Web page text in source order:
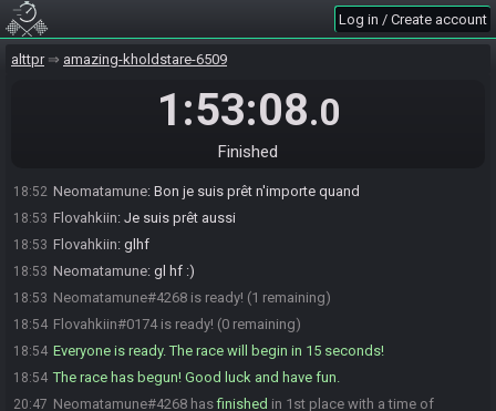
Log in / Create account
alttpr amazing-kholdstare-6509
1:53:08.0
Finished
18:50
Generating game, please wait. If nothing happens
after a minute, contact Synack.
18:50 SahasrahBotupdated the race information.
https://alttpr.com/h/JG8kolnpyB
Seed rolling complete. See race info for details.
Merci de bien vouloir vérifier le hash de la seed :
18:52 Neomatamune: Bon je suis prêt n'importe quand
18:53 Flovahkiin: Je suis prêt aussi
18:53 Flovahkiin: glhf
18:53 Neomatamune: gl hf :)
18:53 Neomatamune#4268 is ready! (1 remaining)
18:54 Flovahkiin#0174 is ready! (0 remaining)
18:54 Everyone is ready. The race will begin in 15 seconds!
18:54 The race has begun! Good luck and have fun.
20:47 Neomatamune#4268 hasfinished in 1st place with a time of